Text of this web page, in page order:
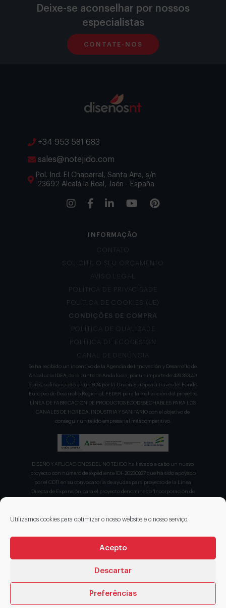
Utilizamos cookies para optimizar o nosso website e o nosso serviço.
Acepto
Descartar
Preferências
Deixe-se aconselhar por nossos
especialistas
CONTATE-NOS
+34 953 581 683
sales@notejido.com
Pol. Ind. El Chaparral, Santa Ana, s/n
23692 Alcalá la Real, Jaén - España
INFORMAÇÃO
CONTATO
SOLICITE O SEU ORÇAMENTO
AVISO LEGAL
POLÍTICA DE PRIVACIDADE
POLÍTICA DE COOKIES (UE)
CONDIÇÕES DE COMPRA
POLÍTICA DE QUALIDADE
POLÍTICA DE ECODESIGN
CANAL DE DENÚNCIA
Se ha recibido un incentivo de la Agencia de Innovación y Desarrollo de
Andalucía IDEA, de la Junta de Andalucía, por un importe de 429.393,40
euros, cofinanciado en un 80% por la Unión Europea a través del Fondo
Europeo de Desarrollo Regional, FEDER para la realización del proyecto
LÍNEA DE FABRICACION DE PRODUCTOS ECODESECHABLES PARA LOS
CANALES DE HORECA, INDUSTRIA Y SANITARIO con el objetivo de
conseguir un tejido empresarial más competitivo.
DISEÑO Y APLICACIONES DEL NO TEJIDO ha llevado a cabo un nuevo
proyecto con número de expediente IDI- 20230827 que ha sido apoyado
por el CDTI en su convocatoria de ayudas para proyecto de la Línea
Directa de Expansión para el proyecto denominado "Incorporación de
recibiendo en concepto de ayuda parcialmente reembolsable un 75%